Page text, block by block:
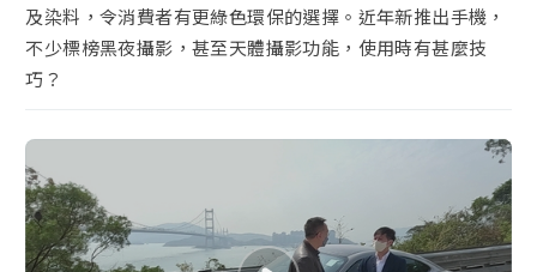
及染料，令消費者有更綠色環保的選擇。近年新推出手機，
不少標榜黑夜攝影，甚至天體攝影功能，使用時有甚麼技
巧？